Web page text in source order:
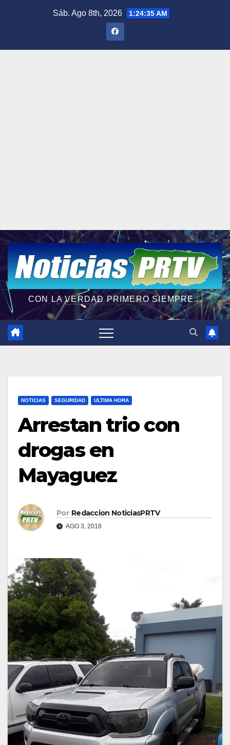
Sáb. Ago 8th, 2026 1:24:36 AM
CON LA VERDAD PRIMERO SIEMPRE...
NOTICIAS SEGURIDAD ULTIMA HORA
Arrestan trio con
drogas en
Mayaguez
Por Redaccion NoticiasPRTV
AGO 3, 2018